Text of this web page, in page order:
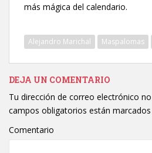
más mágica del calendario.
Alejandro Marichal Maspalomas
DEJA UN COMENTARIO
Tu dirección de correo electrónico
campos obligatorios están
Comentario